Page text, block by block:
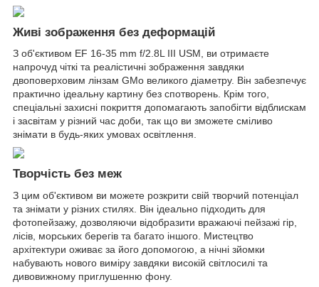
Живі зображення без деформацій
З об'єктивом EF 16-35 mm f/2.8L III USM, ви отримаєте
напрочуд чіткі та реалістичні зображення завдяки
двоповерховим лінзам GMo великого діаметру. Він забезпечує
практично ідеальну картину без спотворень. Крім того,
спеціальні захисні покриття допомагають запобігти відблискам
і засвітам у різний час доби, так що ви зможете сміливо
знімати в будь-яких умовах освітлення.
Творчість без меж
З цим об'єктивом ви можете розкрити свій творчий потенціал
та знімати у різних стилях. Він ідеально підходить для
фотопейзажу, дозволяючи відобразити вражаючі пейзажі гір,
лісів, морських берегів та багато іншого. Мистецтво
архітектури оживає за його допомогою, а нічні зйомки
набувають нового виміру завдяки високій світлосилі та
дивовижному приглушенню фону.